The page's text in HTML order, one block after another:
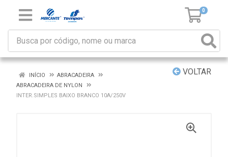
0
VOLTAR
INÍCIO
ABRACADEIRA
ABRACADEIRA DE NYLON
INTER.SIMPLES BAIXO BRANCO 10A/250V